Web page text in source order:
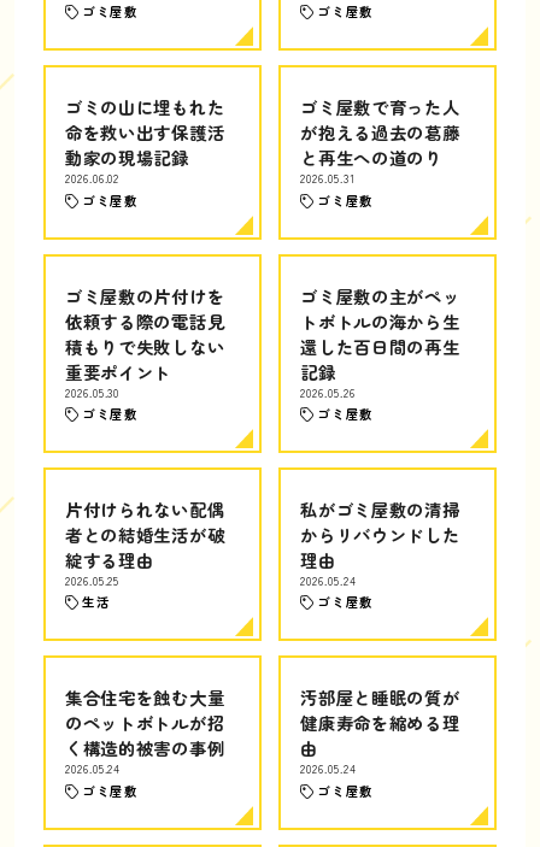
ゴミ屋敷 ゴミ屋敷
ゴミの山に埋もれた
命を救い出す保護活
動家の現場記録
2026.06.02
ゴミ屋敷
ゴミ屋敷で育った人
が抱える過去の葛藤
と再生への道のり
2026.05.31
ゴミ屋敷
ゴミ屋敷の片付けを
依頼する際の電話見
積もりで失敗しない
重要ポイント
2026.05.30
ゴミ屋敷
ゴミ屋敷の主がペッ
トボトルの海から生
還した百日間の再生
記録
2026.05.26
ゴミ屋敷
片付けられない配偶
者との結婚生活が破
綻する理由
2026.05.25
生活
私がゴミ屋敷の清掃
からリバウンドした
理由
2026.05.24
ゴミ屋敷
集合住宅を蝕む大量
のペットボトルが招
く構造的被害の事例
2026.05.24
ゴミ屋敷
汚部屋と睡眠の質が
健康寿命を縮める理
由
2026.05.24
ゴミ屋敷